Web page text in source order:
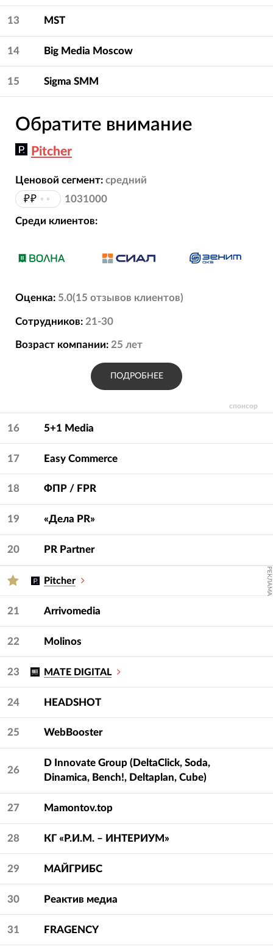
13 MST
14 Big Media Moscow
15 Sigma SMM
спонсор
Обратите внимание
Pitcher
Ценовой сегмент: средний
₽₽ •• 1031000
Среди клиентов:
Оценка: 5.0(15 отзывов клиентов)
Сотрудников: 21-30
Возраст компании: 25 лет
ПОДРОБНЕЕ
16 5+1 Media
17 Easy Commerce
18 ФПР / FPR
19 «Дела PR»
20 PR Partner
Pitcher РЕКЛАМА
21 Arrivomedia
22 Molinos
23 MATE DIGITAL
24 HEADSHOT
25 WebBooster
26
D Innovate Group (DeltaClick, Soda,
Dinamica, Bench!, Deltaplan, Cube)
27 Mamontov.top
28 КГ «Р.И.М. – ИНТЕРИУМ»
29 МАЙГРИБС
30 Реактив медиа
31 FRAGENCY